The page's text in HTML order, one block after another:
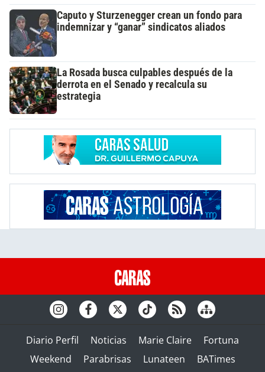
Caputo y Sturzenegger crean un fondo para
indemnizar y “ganar” sindicatos aliados
La Rosada busca culpables después de la
derrota en el Senado y recalcula su
estrategia
Diario Perfil Noticias Marie Claire
Fortuna
Weekend
Parabrisas Lunateen BATimes